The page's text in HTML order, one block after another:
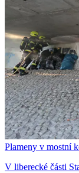
Plameny v mostní
V liberecké části